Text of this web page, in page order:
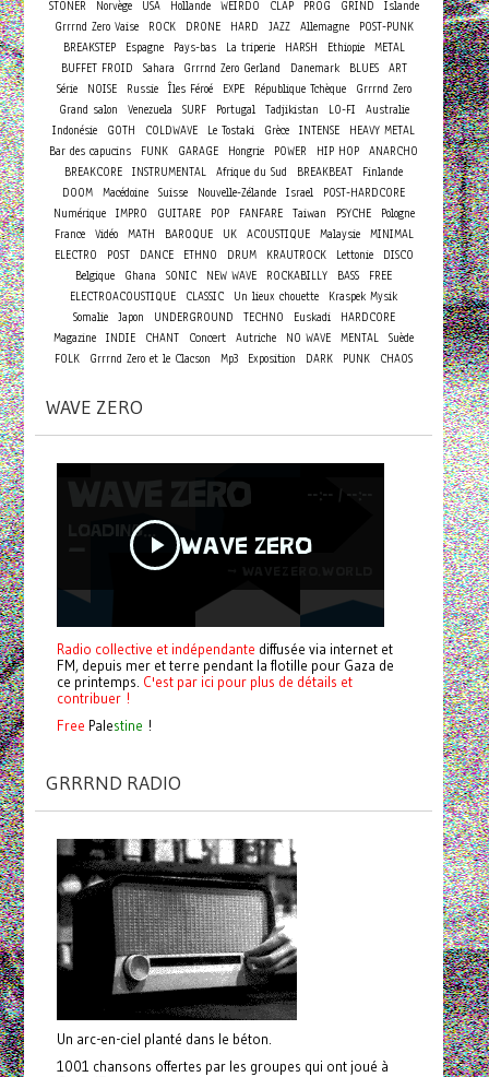
STONER Norvège USA Hollande WEIRDO CLAP PROG GRIND
Islande
Grrrnd Zero Vaise
ROCK DRONE HARD JAZZ Allemagne
POST-PUNK
BREAKSTEP
Espagne Pays-bas La triperie HARSH Ethiopie
METAL
BUFFET FROID
Sahara Grrrnd Zero Gerland Danemark BLUES
ART
Série
NOISE Russie Îles Féroé EXPE République Tchèque
Grrrnd Zero
Grand salon
Venezuela SURF Portugal Tadjikistan LO-FI
Australie
Indonésie
GOTH COLDWAVE Le Tostaki Grèce INTENSE
HEAVY METAL
Bar des capucins
FUNK GARAGE Hongrie POWER HIP HOP ANARCHO
BREAKCORE INSTRUMENTAL Afrique du Sud BREAKBEAT
Finlande
DOOM Macédoine Suisse Nouvelle-Zélande Israel
POST-HARDCORE
Numérique
IMPRO GUITARE POP FANFARE Taiwan PSYCHE
Pologne
France
Vidéo MATH BAROQUE UK ACOUSTIQUE Malaysie
MINIMAL
ELECTRO
POST DANCE ETHNO DRUM KRAUTROCK Lettonie
DISCO
Belgique
Ghana SONIC NEW WAVE ROCKABILLY BASS
FREE
ELECTROACOUSTIQUE
CLASSIC Un lieux chouette
Kraspek Mysik
Somalie
Japon UNDERGROUND TECHNO Euskadi
HARDCORE
Magazine INDIE CHANT Concert Autriche NO WAVE MENTAL Suède
FOLK
Grrrnd Zero et le Clacson Mp3 Exposition DARK PUNK CHAOS
WAVE ZERO
Radio collective et indépendante diffusée via internet et
FM, depuis mer et terre pendant la flotille pour Gaza de
ce printemps. C'est par ici pour plus de détails et
contribuer !
Free Palestine !
GRRRND RADIO
Un arc-en-ciel planté dans le béton.
1001 chansons offertes par les groupes qui ont joué à